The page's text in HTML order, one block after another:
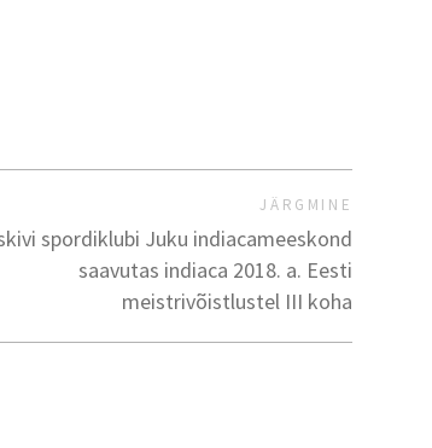
JÄRGMINE
spordiklubi Juku indiacameeskond
saavutas indiaca 2018. a. Eesti
meistrivõistlustel III koha